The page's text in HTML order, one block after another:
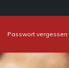
Passwort vergessen